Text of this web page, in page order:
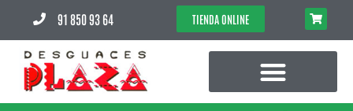
91 850 93 64 TIENDA ONLINE